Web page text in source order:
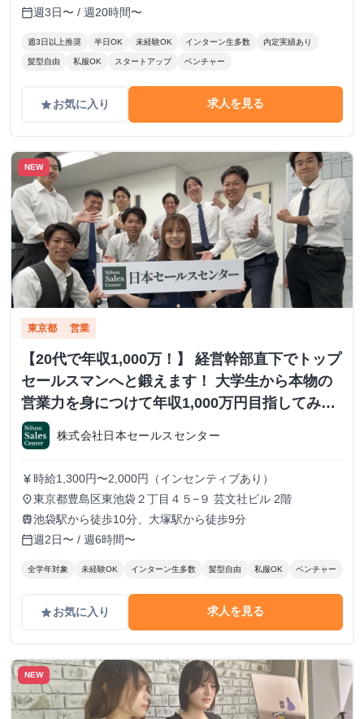
calendar_today週3日〜 / 週20時間〜
週3日以上推奨 半日OK 未経験OK インターン生多数 内定実績あり
髪型自由 私服OK スタートアップ ベンチャー
gradeお気に入り 求人を見る
NEW
東京都 営業
【20代で年収1,000万！】 経営幹部直下でトップ
セールスマンへと鍛えます！ 大学生から本物の
営業力を身につけて年収1,000万円目指してみま
せんか？ ※当社直結内定あり #学歴不問 #未経験
可 #1.2年生可 - 株式会社日本セールスセンター
の長期・有給インターンシップ
株式会社日本セールスセンター
currency_yen 時給1,300円〜2,000円（インセンティブあり）
place東京都豊島区東池袋２丁目４５−９ 芸文社ビル 2階
train池袋駅から徒歩10分、大塚駅から徒歩9分
calendar_today週2日〜 / 週6時間〜
全学年対象 未経験OK インターン生多数 髪型自由 私服OK ベンチャー
gradeお気に入り 求人を見る
NEW